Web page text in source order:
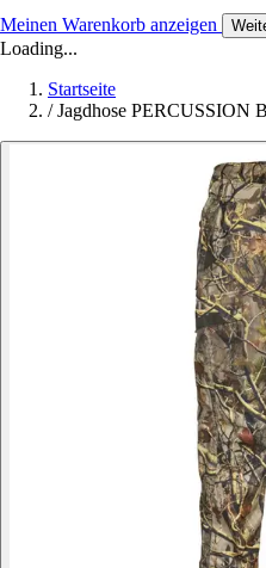
Meinen Warenkorb anzeigen
Loading...
Startseite
/ Jagdhose PERCUSSION